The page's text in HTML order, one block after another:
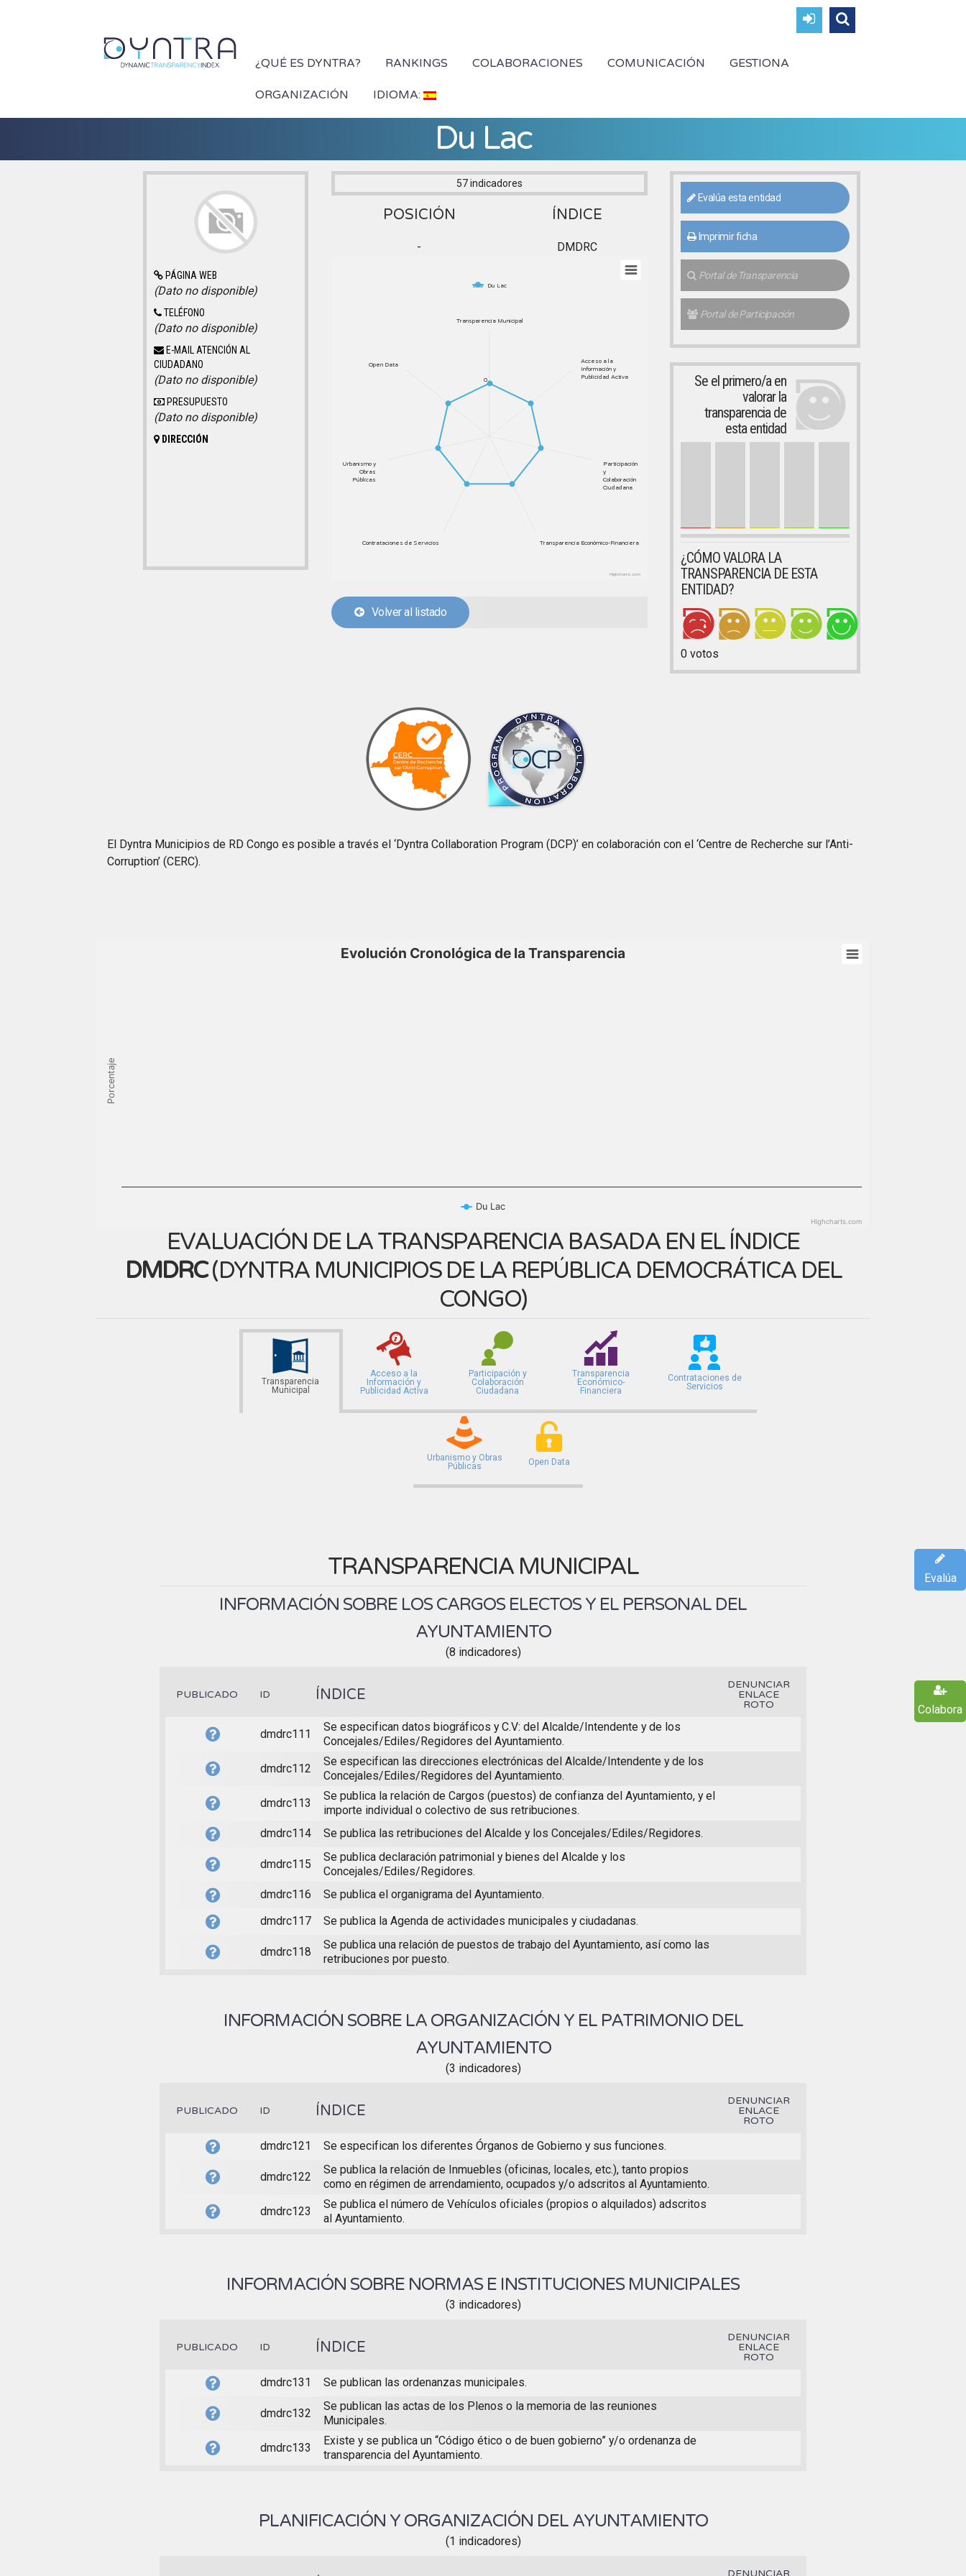
¿QUÉ ES DYNTRA? RANKINGS COLABORACIONES COMUNICACIÓN GESTIONA
ORGANIZACIÓN IDIOMA:
Du Lac
PÁGINA WEB
(Dato no disponible)
TELÉFONO
(Dato no disponible)
E-MAIL ATENCIÓN AL
CIUDADANO
(Dato no disponible)
PRESUPUESTO
(Dato no disponible)
DIRECCIÓN
57 indicadores
POSICIÓN ÍNDICE
- DMDRC
Du Lac
Transparencia Municipal
Acceso a la
Información y
Publicidad Activa
Participación
y
Colaboración
Ciudadana
Transparencia Económico-Financiera
Contrataciones de Servicios
Urbanismo y
Obras
Públicas
Open Data
0
Highcharts.com
Volver al listado
Evalúa esta entidad
Imprimir ficha
Portal de Transparencia
Portal de Participación
Se el primero/a en
valorar la
transparencia de
esta entidad
¿CÓMO VALORA LA
TRANSPARENCIA DE ESTA
ENTIDAD?
0votos
El Dyntra Municipios de RD Congo es posible a través el ‘Dyntra Collaboration Program (DCP)’ en colaboración con el ‘Centre de Recherche sur l’Anti-
Corruption’ (CERC).
Porcentaje
Evolución Cronológica de la Transparencia
Du Lac
Highcharts.com
EVALUACIÓN DE LA TRANSPARENCIA BASADA EN EL ÍNDICE
DMDRC(DYNTRA MUNICIPIOS DE LA REPÚBLICA DEMOCRÁTICA DEL
CONGO)
Transparencia
Municipal
Acceso a la
Información y
Publicidad Activa
Participación y
Colaboración
Ciudadana
Transparencia
Económico-
Financiera
Contrataciones de
Servicios
Urbanismo y Obras
Públicas
Open Data
TRANSPARENCIA MUNICIPAL
INFORMACIÓN SOBRE LOS CARGOS ELECTOS Y EL PERSONAL DEL
AYUNTAMIENTO
(8 indicadores)
PUBLICADO ID ÍNDICE
DENUNCIAR
ENLACE
ROTO
dmdrc111
Se especifican datos biográficos y C.V: del Alcalde/Intendente y de los
Concejales/Ediles/Regidores del Ayuntamiento.
dmdrc112
Se especifican las direcciones electrónicas del Alcalde/Intendente y de los
Concejales/Ediles/Regidores del Ayuntamiento.
dmdrc113
Se publica la relación de Cargos (puestos) de confianza del Ayuntamiento, y el
importe individual o colectivo de sus retribuciones.
dmdrc114
Se publica las retribuciones del Alcalde y los Concejales/Ediles/Regidores.
dmdrc115
Se publica declaración patrimonial y bienes del Alcalde y los
Concejales/Ediles/Regidores.
dmdrc116
Se publica el organigrama del Ayuntamiento.
dmdrc117
Se publica la Agenda de actividades municipales y ciudadanas.
dmdrc118
Se publica una relación de puestos de trabajo del Ayuntamiento, así como las
retribuciones por puesto.
INFORMACIÓN SOBRE LA ORGANIZACIÓN Y EL PATRIMONIO DEL
AYUNTAMIENTO
(3 indicadores)
PUBLICADO ID ÍNDICE
DENUNCIAR
ENLACE
ROTO
dmdrc121 Se especifican los diferentes Órganos de Gobierno y sus funciones.
dmdrc122
Se publica la relación de Inmuebles (oficinas, locales, etc.), tanto propios
como en régimen de arrendamiento, ocupados y/o adscritos al Ayuntamiento.
dmdrc123
Se publica el número de Vehículos oficiales (propios o alquilados) adscritos
al Ayuntamiento.
INFORMACIÓN SOBRE NORMAS E INSTITUCIONES MUNICIPALES
(3 indicadores)
PUBLICADO ID ÍNDICE
DENUNCIAR
ENLACE
ROTO
dmdrc131 Se publican las ordenanzas municipales.
dmdrc132
Se publican las actas de los Plenos o la memoria de las reuniones
Municipales.
dmdrc133
Existe y se publica un “Código ético o de buen gobierno” y/o ordenanza de
transparencia del Ayuntamiento.
PLANIFICACIÓN Y ORGANIZACIÓN DEL AYUNTAMIENTO
(1 indicadores)
DENUNCIAR
Evalúa
Colabora